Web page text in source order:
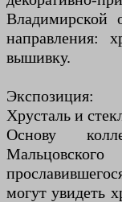
Владимирской
направления:
вышивку.
Экспозиция:
Хрусталь и
Основу
могут увидеть